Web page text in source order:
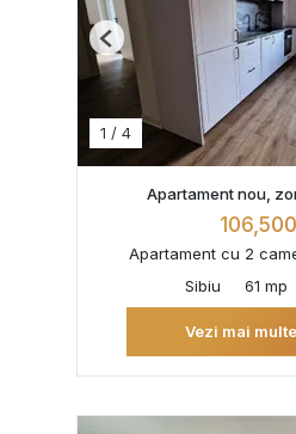
1 / 4
Previous
Apartament nou,
Apartament cu 2
Sibiu
61 mp
Vezi mai